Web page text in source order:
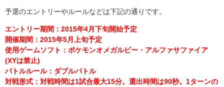
予選のエントリーやルールなどは下記の通りです。
エントリー期間：2015年4月下旬開始予定
開催期間：2015年5月上旬予定
使用ゲームソフト：ポケモンオメガルビー・アルファサファイア
(XYは禁止)
バトルルール：ダブルバトル
対戦形式：対戦時間は1試合最大15分。選出時間は90秒。1ターンの